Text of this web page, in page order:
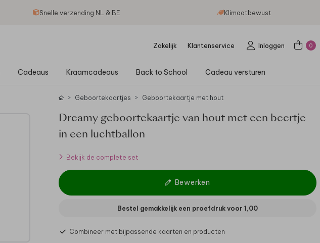
Snelle verzending NL & BE Klimaatbewust
Zakelijk Klantenservice Inloggen 0
Cadeaus Kraamcadeaus Back to School Cadeau versturen
Geboortekaartjes Geboortekaartje met hout
Dreamy geboortekaartje van hout met een beertje
in een luchtballon
Bekijk de complete set
Bewerken
Bestel gemakkelijk een proefdruk voor 1,00
Combineer met bijpassende kaarten en producten